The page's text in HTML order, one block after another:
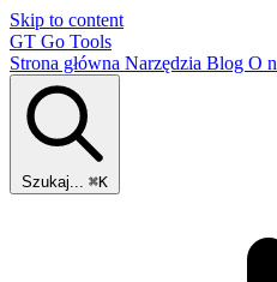
Skip to content
GT Go Tools
Strona główna Narzędzia Blog O
Szukaj... ⌘K